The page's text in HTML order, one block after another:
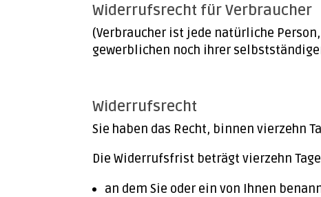
Widerrufsrecht für Verbraucher
(Verbraucher ist jede natürliche
gewerblichen noch ihrer
Widerrufsrecht
Sie haben das Recht, binnen vierzehn
Die Widerrufsfrist beträgt vierzehn
an dem Sie oder ein von Ihnen